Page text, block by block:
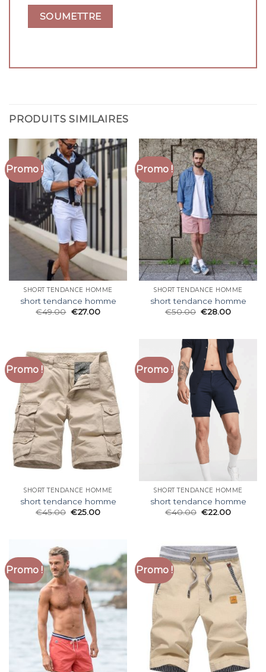
PRODUITS SIMILAIRES
Promo !
SHORT TENDANCE HOMME
short tendance homme
€49.00 €27.00
Promo !
SHORT TENDANCE HOMME
short tendance homme
€50.00 €28.00
Promo !
SHORT TENDANCE HOMME
short tendance homme
€45.00 €25.00
Promo !
SHORT TENDANCE HOMME
short tendance homme
€40.00 €22.00
Promo ! Promo !